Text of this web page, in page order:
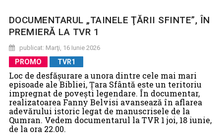
DOCUMENTARUL „TAINELE ŢĂRII SFINTE”, ÎN
PREMIERĂ LA TVR 1
publicat: Marţi, 16 Iunie 2026
PROMO TVR1
Loc de desfășurare a unora dintre cele mai mari
episoade ale Bibliei, Țara Sfântă este un teritoriu
impregnat de povești legendare. În documentar,
realizatoarea Fanny Belvisi avansează în aflarea
adevărului istoric legat de manuscrisele de la
Qumran. Vedem documentarul la TVR 1 joi, 18 iunie,
de la ora 22.00.